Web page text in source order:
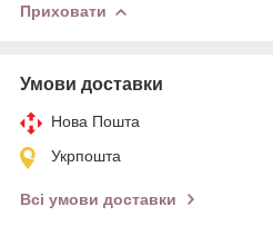
Приховати
Умови доставки
Нова Пошта
Укрпошта
Всі умови доставки